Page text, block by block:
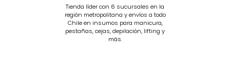
Tienda líder con 6 sucursales en la
región metropolitana y envíos a todo
Chile en insumos para manicura,
pestañas, cejas, depilación, lifting y
más.